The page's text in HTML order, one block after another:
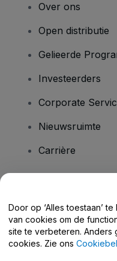
Over ons
Open distributie
Gelieerde
Investeerders
Corporate
Nieuwsruimte
Carrière
Helpcentrum /
Door op ‘Alles toestaan’
van cookies om de
site te verbeteren. Anders
cookies. Zie ons